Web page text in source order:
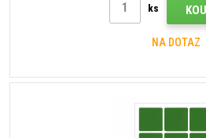
ks
NA DOTAZ